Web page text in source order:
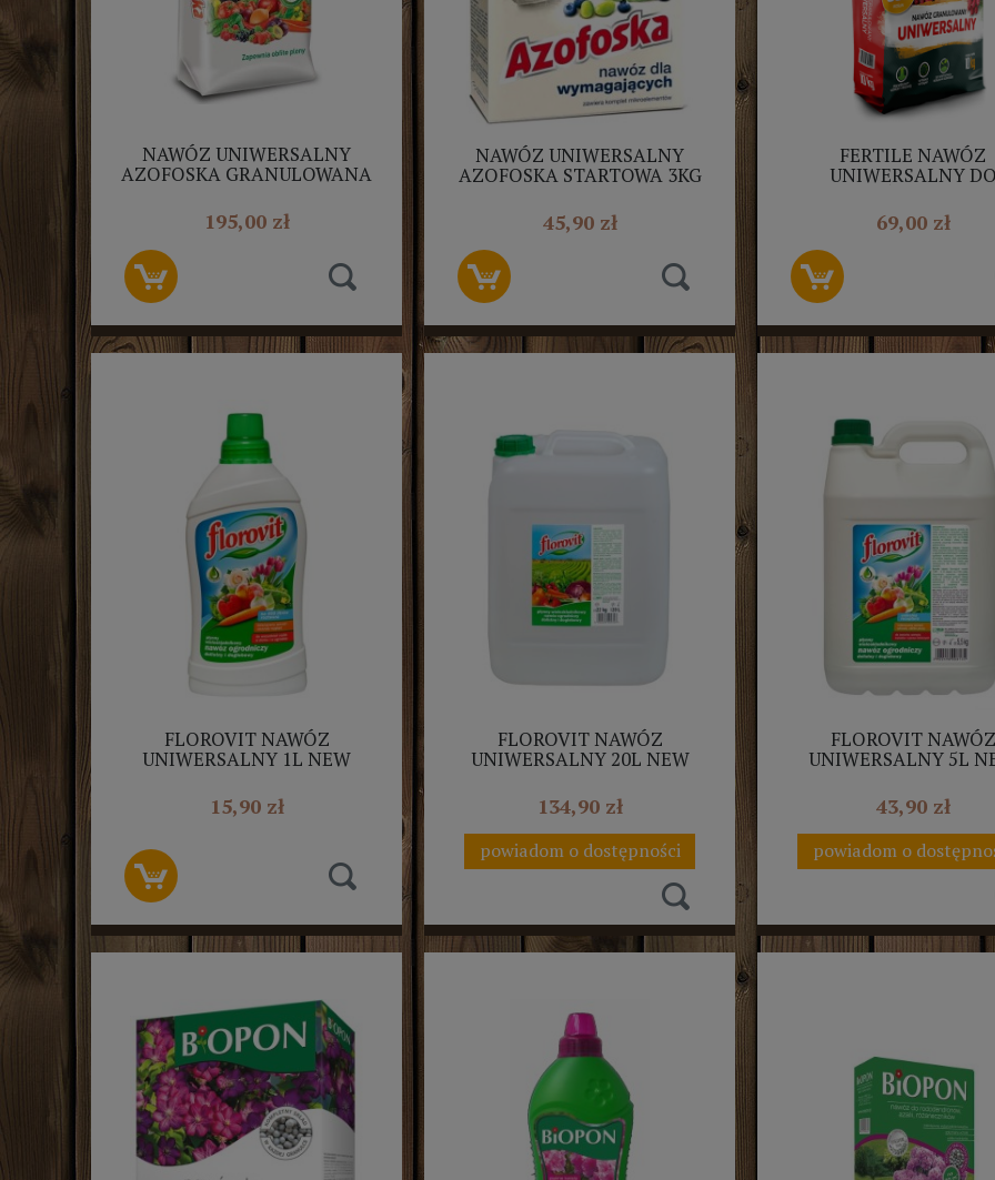
NAWÓZ UNIWERSALNY
AZOFOSKA GRANULOWANA
195,00 zł
NAWÓZ UNIWERSALNY
AZOFOSKA STARTOWA 3KG
45,90 zł
FERTILE NAWÓZ
UNIWERSALNY DO
KWIATÓW 10KG
69,00 zł
FLOROVIT NAWÓZ
UNIWERSALNY 1L NEW
15,90 zł
FLOROVIT NAWÓZ
UNIWERSALNY 20L NEW
134,90 zł
powiadom o dostępności
FLOROVIT NAWÓZ
UNIWERSALNY 5L
43,90 zł
powiadom o